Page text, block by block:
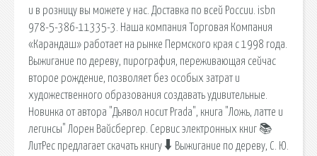
и в розницу вы можете у нас. Доставка по всей России. isbn
978-5-386-11335-3. Наша компания Торговая Компания
«Карандаш» работает на рынке Пермского края с 1998 года.
Выжигание по дереву, пирография, переживающая сейчас
второе рождение, позволяет без особых затрат и
художественного образования создавать удивительные.
Новинка от автора "Дьявол носит Prada", книга "Ложь, латте и
легинсы" Лорен Вайсбергер. Сервис электронных книг 📚
ЛитРес предлагает скачать книгу 🠳 Выжигание по дереву, С. Ю.